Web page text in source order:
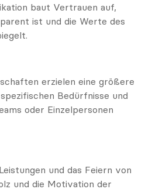
baut Vertrauen auf,
ist und die Werte des
erzielen eine größere
Bedürfnisse und
oder Einzelpersonen
und das Feiern von
und die Motivation der